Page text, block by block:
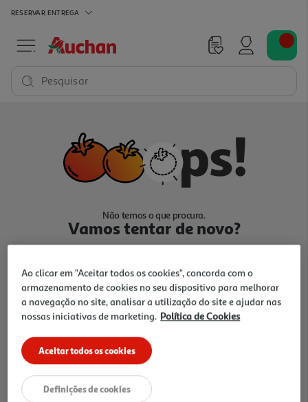
RESERVAR ENTREGA
Pesquisar
Não temos o que procura.
Vamos tentar de novo?
Ir para Homepage
Folhetos
Ao clicar em "Aceitar todos os cookies", concorda com o
armazenamento de cookies no seu dispositivo para melhorar
a navegação no site, analisar a utilização do site e ajudar nas
nossas iniciativas de marketing. Política de Cookies
Aceitar todos os cookies
Definições de cookies